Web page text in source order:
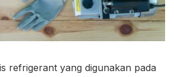
refrigerant yang digunakan pada